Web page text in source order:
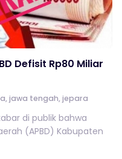
Defisit Rp80 Miliar
,jawa tengah,jepara
di publik bahwa
(APBD) Kabupaten